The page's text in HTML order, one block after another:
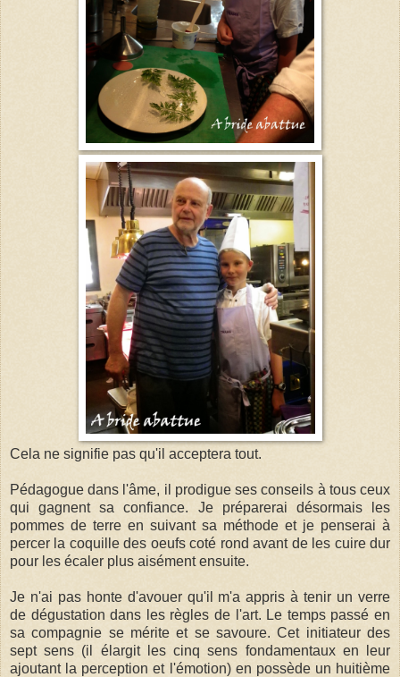
Cela ne signifie pas qu'il acceptera tout.
Pédagogue dans l'âme, il prodigue ses conseils à tous ceux
qui gagnent sa confiance. Je préparerai désormais les
pommes de terre en suivant sa méthode et je penserai à
percer la coquille des oeufs coté rond avant de les cuire dur
pour les écaler plus aisément ensuite.
Je n'ai pas honte d'avouer qu'il m'a appris à tenir un verre
de dégustation dans les règles de l'art. Le temps passé en
sa compagnie se mérite et se savoure. Cet initiateur des
sept sens (il élargit les cinq sens fondamentaux en leur
ajoutant la perception et l'émotion) en possède un huitième